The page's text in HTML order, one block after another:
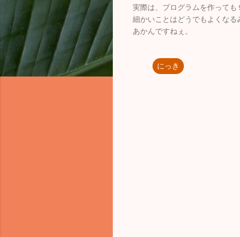
実際は、プログラムを作って
細かいことはどうでもよくなる
あかんですねぇ。
にっき